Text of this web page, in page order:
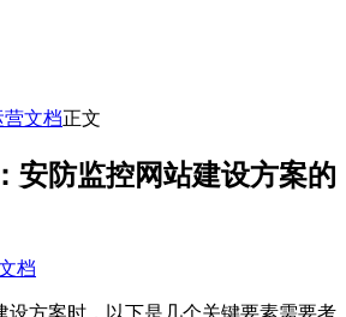
营文档正文
安防监控网站建设方案的
档
设方案时，以下是几个关键要素需要考